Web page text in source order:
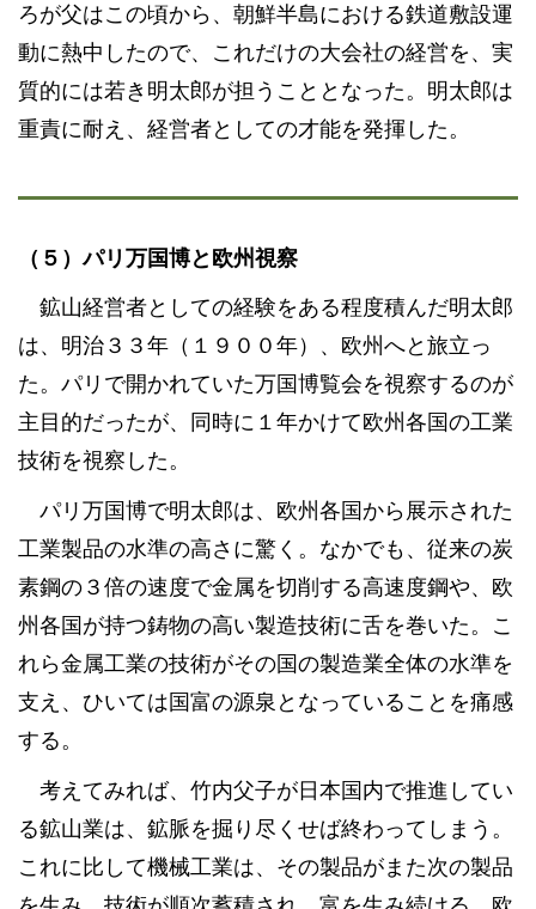
ろが父はこの頃から、朝鮮半島における鉄道敷設運
動に熱中したので、これだけの大会社の経営を、実
質的には若き明太郎が担うこととなった。明太郎は
重責に耐え、経営者としての才能を発揮した。
（５）パリ万国博と欧州視察
鉱山経営者としての経験をある程度積んだ明太郎
は、明治３３年（１９００年）、欧州へと旅立っ
た。パリで開かれていた万国博覧会を視察するのが
主目的だったが、同時に１年かけて欧州各国の工業
技術を視察した。
パリ万国博で明太郎は、欧州各国から展示された
工業製品の水準の高さに驚く。なかでも、従来の炭
素鋼の３倍の速度で金属を切削する高速度鋼や、欧
州各国が持つ鋳物の高い製造技術に舌を巻いた。こ
れら金属工業の技術がその国の製造業全体の水準を
支え、ひいては国富の源泉となっていることを痛感
する。
考えてみれば、竹内父子が日本国内で推進してい
る鉱山業は、鉱脈を掘り尽くせば終わってしまう。
これに比して機械工業は、その製品がまた次の製品